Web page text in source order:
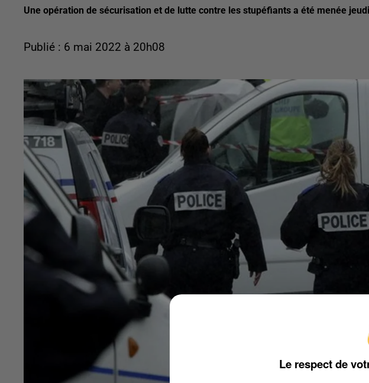
Une opération de sécurisation et de lutte contre les stupéfiants a été menée
Publié : 6 mai 2022 à 20h08
Le respect de